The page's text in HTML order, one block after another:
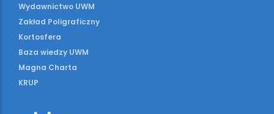
Wydawnictwo UWM
Zakład Poligraficzny
Kortosfera
Baza wiedzy UWM
Magna Charta
KRUP